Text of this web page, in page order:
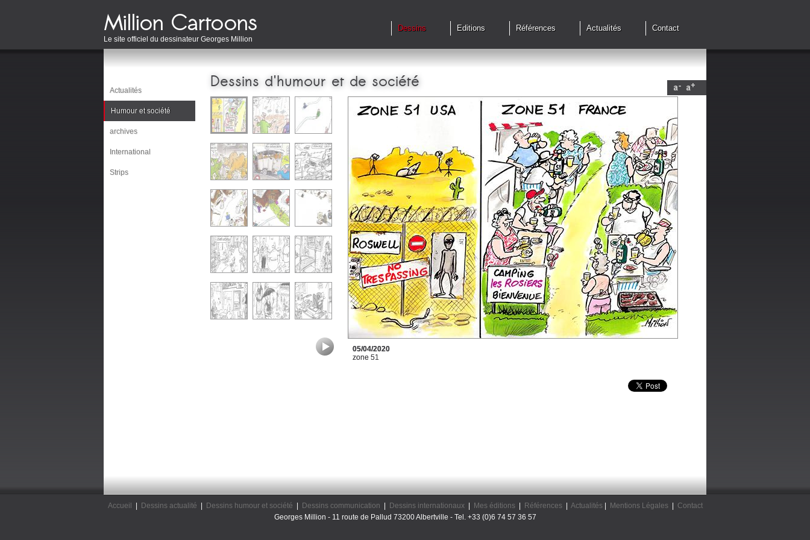
Le site officiel du dessinateur Georges Million
Dessins Editions Références Actualités Contact
Actualités
Humour et société
archives
International
Strips
Dessins d'humour et de société
05/04/2020
zone 51
Accueil Dessins actualité Dessins humour et société Dessins communication Dessins internationaux| Mes éditions| Références| Actualités| Mentions Légales|
Contact
Georges Million - 11 route de Pallud 73200 Albertville - Tel. +33 (0)6 74 57 36 57